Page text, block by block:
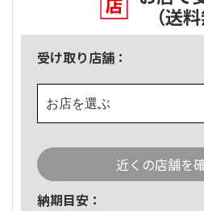
（送
受け取り店舗：
お店を選ぶ
近くの店舗を
納期目安：